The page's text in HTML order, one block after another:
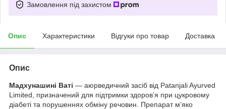
Замовлення під захистом
Опис Характеристики Відгуки про товар Доставка
Опис
Мадхунашині Ваті — аюрведичний засіб від Patanjali Ayurved
Limited, призначений для підтримки здоров’я при цукровому
діабеті та порушеннях обміну речовин. Препарат м’яко